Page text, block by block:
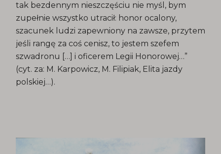
tak bezdennym nieszczęściu nie myśl, bym
zupełnie wszystko utracił: honor ocalony,
szacunek ludzi zapewniony na zawsze, przytem
jeśli rangę za coś cenisz, to jestem szefem
szwadronu […] i oficerem Legii Honorowej…”
(cyt. za: M. Karpowicz, M. Filipiak, Elita jazdy
polskiej…).